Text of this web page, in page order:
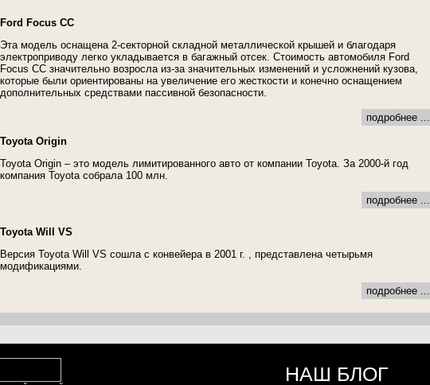
Ford Focus CC
Эта модель оснащена 2-секторной складной металлической крышей и благодаря
электроприводу легко укладывается в багажный отсек. Стоимость автомобиля Ford
Focus CC значительно возросла из-за значительных изменений и усложнений кузова,
которые были ориентированы на увеличение его жесткости и конечно оснащением
дополнительных средствами пассивной безопасности.
подробнее ...
Toyota Origin
Toyota Origin – это модель лимитированного авто от компании Toyota. За 2000-й год
компания Toyota собрала 100 млн.
подробнее ...
Toyota Will VS
Версия Toyota Will VS сошла с конвейера в 2001 г. , представлена четырьмя
модификациями.
подробнее ...
НАШ БЛОГ